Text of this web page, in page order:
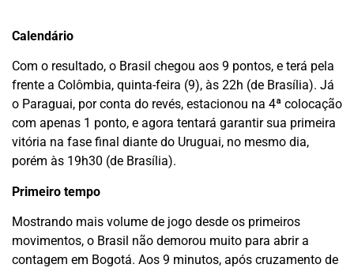
Calendário
Com o resultado, o Brasil chegou aos 9 pontos, e terá pela
frente a Colômbia, quinta-feira (9), às 22h (de Brasília). Já
o Paraguai, por conta do revés, estacionou na 4ª colocação
com apenas 1 ponto, e agora tentará garantir sua primeira
vitória na fase final diante do Uruguai, no mesmo dia,
porém às 19h30 (de Brasília).
Primeiro tempo
Mostrando mais volume de jogo desde os primeiros
movimentos, o Brasil não demorou muito para abrir a
contagem em Bogotá. Aos 9 minutos, após cruzamento de